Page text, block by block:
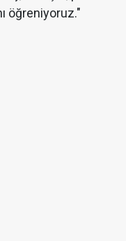
öğreniyoruz."